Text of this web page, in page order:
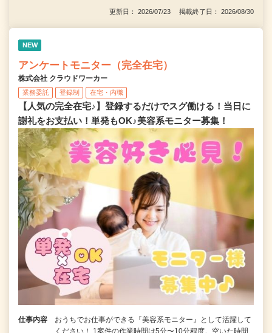
更新日： 2026/07/23 掲載終了日： 2026/08/30
NEW
アンケートモニター（完全在宅）
株式会社 クラウドワーカー
業務委託 登録制 在宅・内職
【人気の完全在宅♪】登録するだけでスグ働ける！当日に
謝礼をお支払い！単発もOK♪美容系モニター募集！
仕事内容
おうちでお仕事ができる『美容系モニター』として活躍して